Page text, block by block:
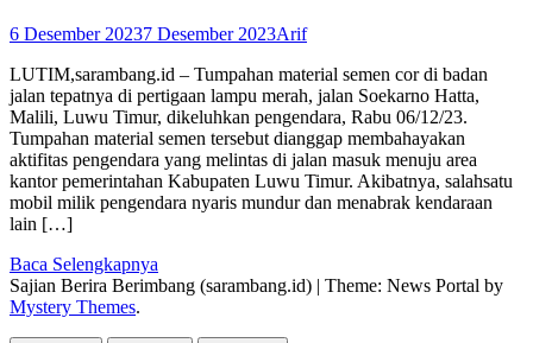
6 Desember 20237 Desember 2023Arif
LUTIM,sarambang.id – Tumpahan material semen cor di badan
jalan tepatnya di pertigaan lampu merah, jalan Soekarno Hatta,
Malili, Luwu Timur, dikeluhkan pengendara, Rabu 06/12/23.
Tumpahan material semen tersebut dianggap membahayakan
aktifitas pengendara yang melintas di jalan masuk menuju area
kantor pemerintahan Kabupaten Luwu Timur. Akibatnya, salahsatu
mobil milik pengendara nyaris mundur dan menabrak kendaraan
lain […]
Baca Selengkapnya
Sajian Berira Berimbang (sarambang.id) | Theme: News Portal by
Mystery Themes.